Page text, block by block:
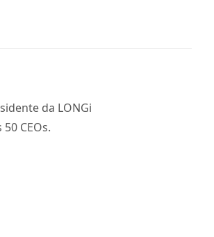
da LONGi
CEOs.